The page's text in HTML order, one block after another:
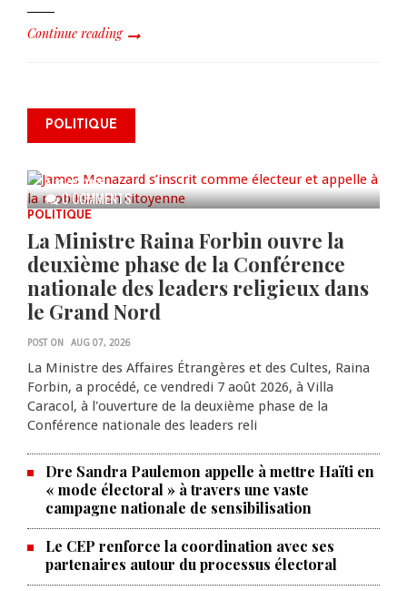
Continue reading
POLITIQUE
0 COMMENTS
James Monazard s’inscrit comme
électeur et appelle à la
AUG 07, 2026
POLITIQUE
La Ministre Raina Forbin ouvre la
deuxième phase de la Conférence
nationale des leaders religieux dans
le Grand Nord
POST ON AUG 07, 2026
La Ministre des Affaires Étrangères et des Cultes, Raina
Forbin, a procédé, ce vendredi 7 août 2026, à Villa
Caracol, à l'ouverture de la deuxième phase de la
Conférence nationale des leaders reli
Dre Sandra Paulemon appelle à mettre Haïti en
« mode électoral » à travers une vaste
campagne nationale de sensibilisation
Le CEP renforce la coordination avec ses
partenaires autour du processus électoral